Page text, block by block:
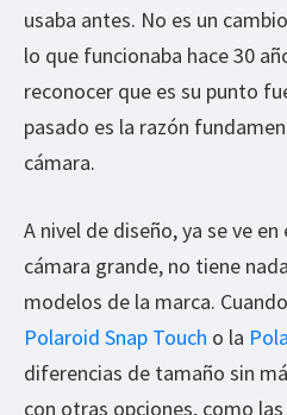
usaba antes. No es un
lo que funcionaba hace 30
reconocer que es su punto
pasado es la razón
cámara.
A nivel de diseño, ya se ve
cámara grande, no tiene
modelos de la marca.
Polaroid Snap Touch o la
diferencias de tamaño sin
con otras opciones, como